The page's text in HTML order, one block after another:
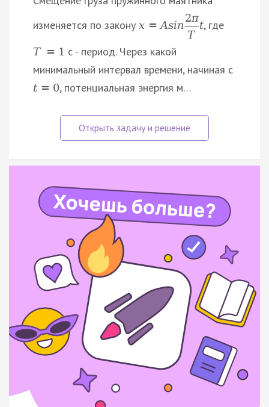
изменяется по закону x = Asin
2π
T
t, где
T = 1 с - период. Через какой
минимальный интервал времени, начиная с
t = 0, потенциальная энергия м…